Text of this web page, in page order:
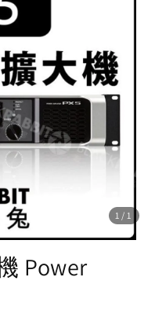
1 /1
Power